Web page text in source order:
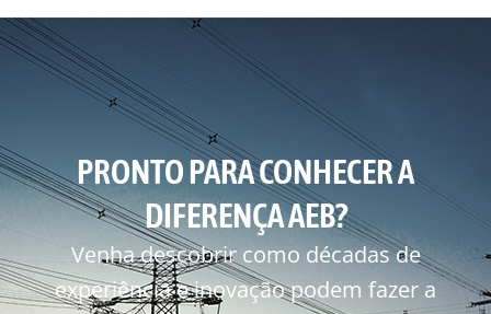
PRONTO PARA CONHECER A
DIFERENÇA AEB?
Venha descobrir como décadas de
experiência e inovação podem fazer a